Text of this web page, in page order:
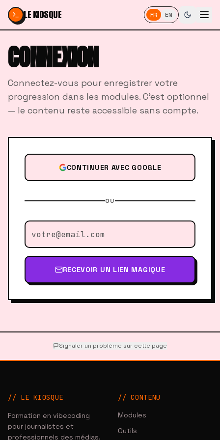
Passer au contenu
LE KIOSQUE FR EN
CONNEXION
Connectez-vous pour enregistrer votre
progression dans les modules. C'est optionnel
— le contenu reste accessible sans compte.
CONTINUER AVEC GOOGLE
OU
RECEVOIR UN LIEN MAGIQUE
Signaler un problème sur cette page
// LE KIOSQUE
Formation en vibecoding
pour journalistes et
professionnels des médias.
//CONTENU
Modules
Outils